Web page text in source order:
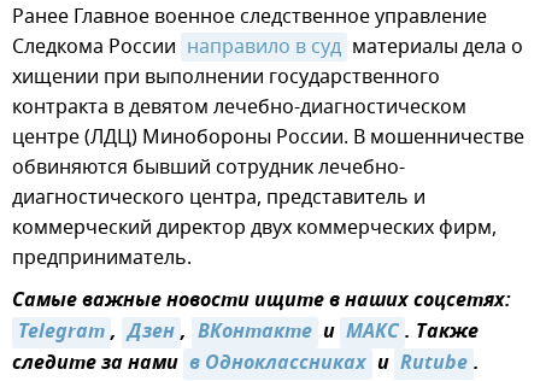
Ранее Главное военное следственное управление
Следкома России направило в суд материалы дела о
хищении при выполнении государственного
контракта в девятом лечебно-диагностическом
центре (ЛДЦ) Минобороны России. В мошенничестве
обвиняются бывший сотрудник лечебно-
диагностического центра, представитель и
коммерческий директор двух коммерческих фирм,
предприниматель.
Самые важные новости ищите в наших соцсетях:
Telegram, Дзен, ВКонтакте и МАКС. Также
следите за нами в Одноклассниках и Rutube.